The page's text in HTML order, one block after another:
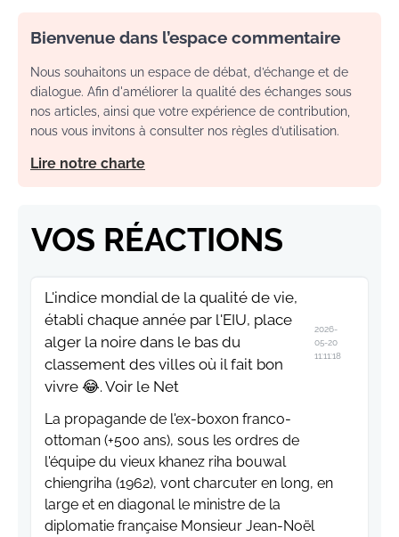
Bienvenue dans l’espace commentaire
Nous souhaitons un espace de débat, d’échange et de
dialogue. Afin d'améliorer la qualité des échanges sous
nos articles, ainsi que votre expérience de contribution,
nous vous invitons à consulter nos règles d’utilisation.
Lire notre charte
VOS RÉACTIONS
L'indice mondial de la qualité de vie,
établi chaque année par l'EIU, place
alger la noire dans le bas du
classement des villes où il fait bon
vivre 😂. Voir le Net
2026-
05-20
11:11:18
La propagande de l'ex-boxon franco-
ottoman (+500 ans), sous les ordres de
l'équipe du vieux khanez riha bouwal
chiengriha (1962), vont charcuter en long, en
large et en diagonal le ministre de la
diplomatie française Monsieur Jean-Noël